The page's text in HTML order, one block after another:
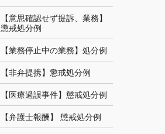
【意思確認せず提訴、業務】
懲戒処分例
【業務停止中の業務】処分例
【非弁提携】懲戒処分例
【医療過誤事件】懲戒処分例
【弁護士報酬】 懲戒処分例